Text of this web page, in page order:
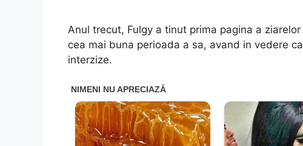
Anul trecut, Fulgy a tinut prima pagina a
cea mai buna perioada a sa, avand in vedere
interzize.